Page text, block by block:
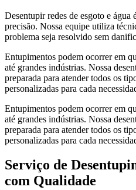
Desentupir redes de esgoto e
precisão. Nossa equipe utiliza
problema seja resolvido sem
Entupimentos podem ocorrer em
até grandes indústrias. Nossa
preparada para atender todos os
personalizadas para cada
Entupimentos podem ocorrer em
até grandes indústrias. Nossa
preparada para atender todos os
personalizadas para cada
Serviço de
com Qualidade